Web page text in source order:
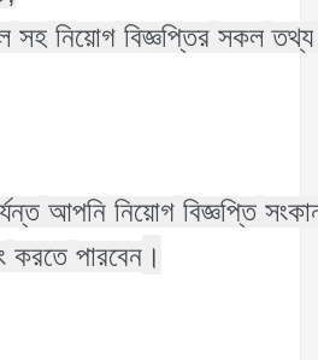
সহ নিয়োগ বিজ্ঞপ্তির সকল তথ্য
আপনি নিয়োগ বিজ্ঞপ্তি
করতে পারবেন ।